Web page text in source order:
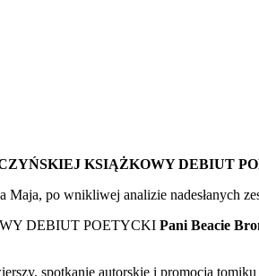
KSIĄŻKOWY DEBIUT
po wnikliwej analizie nadesłanych
DEBIUT POETYCKI Pani Beacie
spotkanie autorskie i promocja